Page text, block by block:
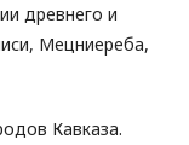
древнего и
Мецниереба,
Кавказа.